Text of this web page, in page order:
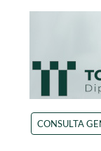
CONSULTA